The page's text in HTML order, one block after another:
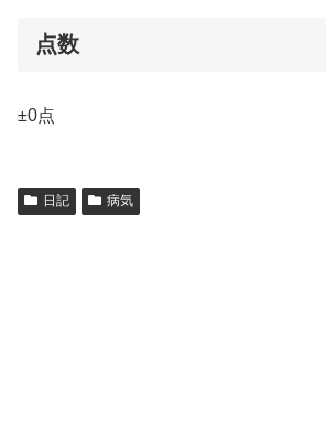
点数
±0点
日記 病気